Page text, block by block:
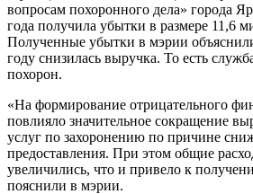
вопросам похоронного дела» города
года получила убытки в размере 11,6
Полученные убытки в мэрии
году снизилась выручка. То есть
похорон.
«На формирование отрицательного
повлияло значительное сокращение
услуг по захоронению по причине
предоставления. При этом общие
увеличились, что и привело к
пояснили в мэрии.